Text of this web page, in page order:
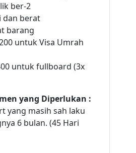
ber-2
dan berat
barang
untuk Visa Umrah
untuk fullboard (3x
yang Diperlukan :
yang masih sah laku
6 bulan. (45 Hari